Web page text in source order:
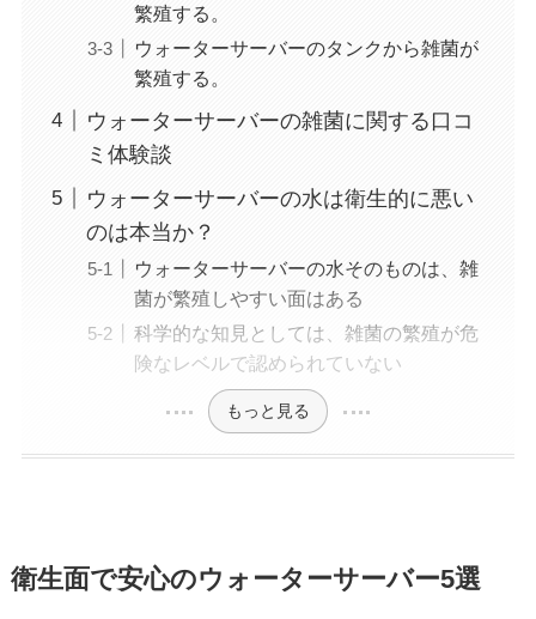
繁殖する。
ウォーターサーバーのタンクから雑菌が
繁殖する。
ウォーターサーバーの雑菌に関する口コ
ミ体験談
ウォーターサーバーの水は衛生的に悪い
のは本当か？
ウォーターサーバーの水そのものは、雑
菌が繁殖しやすい面はある
科学的な知見としては、雑菌の繁殖が危
険なレベルで認められていない
もっと見る
衛生面で安心のウォーターサーバー5選